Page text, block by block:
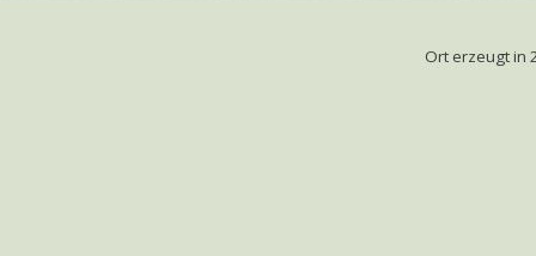
Ort erzeugt in